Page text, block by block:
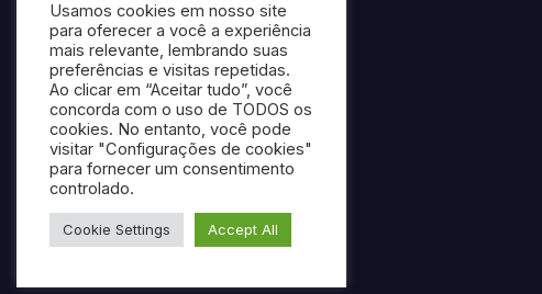
Usamos cookies em nosso site
para oferecer a você a experiência
mais relevante, lembrando suas
preferências e visitas repetidas.
Ao clicar em “Aceitar tudo”, você
concorda com o uso de TODOS os
cookies. No entanto, você pode
visitar "Configurações de cookies"
para fornecer um consentimento
controlado.
Cookie Settings Accept All